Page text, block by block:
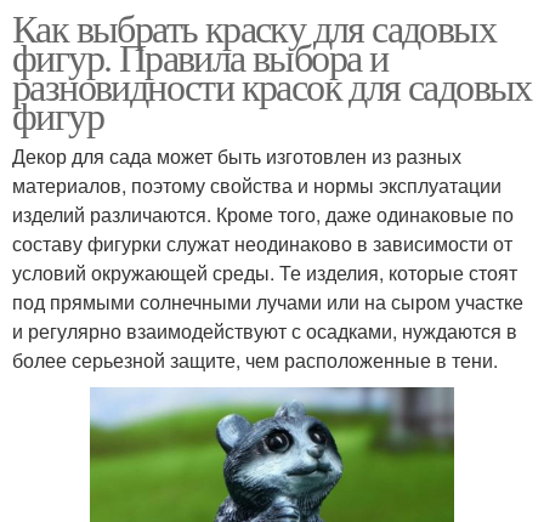
Как выбрать краску для садовых
фигур. Правила выбора и
разновидности красок для садовых
фигур
Декор для сада может быть изготовлен из разных
материалов, поэтому свойства и нормы эксплуатации
изделий различаются. Кроме того, даже одинаковые по
составу фигурки служат неодинаково в зависимости от
условий окружающей среды. Те изделия, которые стоят
под прямыми солнечными лучами или на сыром участке
и регулярно взаимодействуют с осадками, нуждаются в
более серьезной защите, чем расположенные в тени.